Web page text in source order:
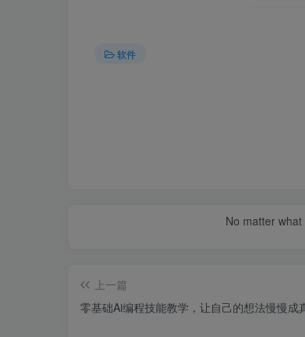
软件
No matter
上一篇
零基础Ai编程技能教学，让自己的想法慢慢成